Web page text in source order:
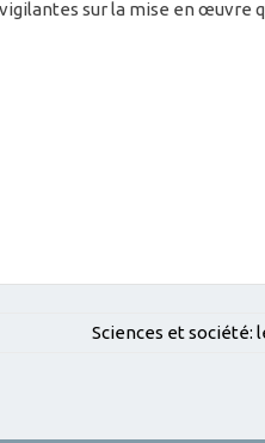
sur la mise en œuvre
Sciences et société: